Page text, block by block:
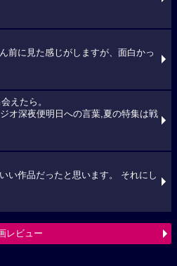
前に見た感じがしますが、面白かっ
えたら。
オ深夜便明日への言葉,夏の特集は戦
い作品だったと思います。 それにし
レビュー